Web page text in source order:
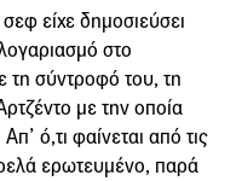
είχε δημοσιεύσει
στο
τη σύντροφό του, τη
με την οποία
ό,τι φαίνεται από τις
ερωτευμένο, παρά